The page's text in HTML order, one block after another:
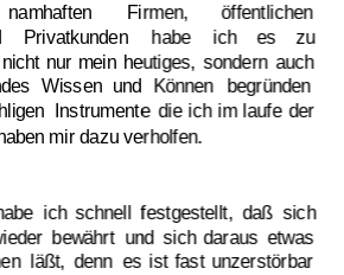
namhaften Firmen, öffentlichen
Privatkunden habe ich es zu
nicht nur mein heutiges, sondern auch
Wissen und Können
begründen
Instrumente die ich im laufe der
mir dazu verholfen.
ich schnell festgestellt, daß sich
bewährt und sich daraus etwas
läßt, denn es ist fast unzerstörbar